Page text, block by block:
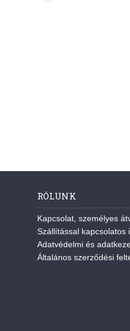
RÓLUNK
Kapcsolat, személyes
Szállítással kapcsolatos
Adatvédelmi és
Általános szerződési